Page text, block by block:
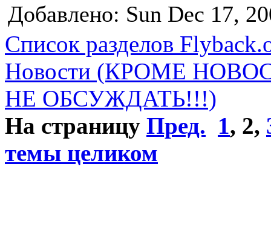
Добавлено: Sun Dec 17,
Список разделов
Новости (КРОМЕ
НЕ ОБСУЖДАТЬ!!!)
На страницу Пред. 1, 2,
темы целиком